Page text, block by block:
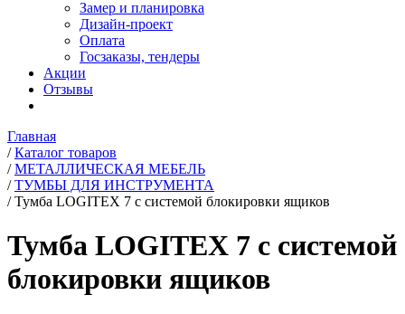
Замер и планировка
Дизайн-проект
Оплата
Госзаказы, тендеры
Акции
Отзывы
Главная
/ Каталог товаров
/ МЕТАЛЛИЧЕСКАЯ МЕБЕЛЬ
/ ТУМБЫ ДЛЯ ИНСТРУМЕНТА
/ Тумба LOGITEX 7 с системой блокировки ящиков
Тумба LOGITEX 7 с системой
блокировки ящиков